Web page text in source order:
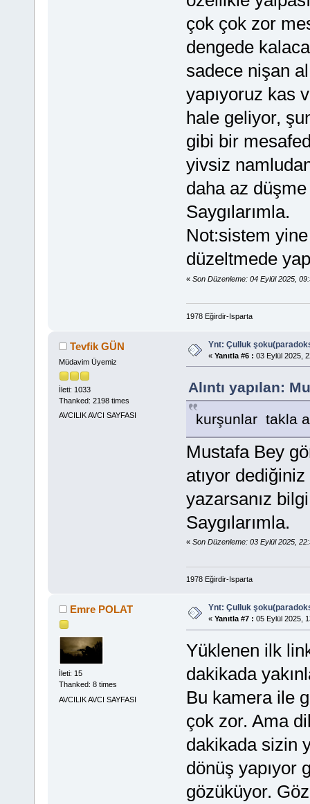
çok çok zor
dengede
sadece nişan
yapıyoruz kas
hale geliyor,
gibi bir
yivsiz
daha az düşme
Saygılarımla.
Not:sistem
düzeltmede
« Son Düzenleme: 04 Eylül 2025,
1978 Eğirdir-Isparta
Tevfik GÜN
Müdavim Üyemiz
İleti: 1033
Thanked: 2198 times
AVCILIK AVCI SAYFASI
Ynt: Çulluk
« Yanıtla #6 : 03 Eylül 2025,
Alıntı yapılan:
kurşunlar takla
Mustafa Bey
atıyor
yazarsanız
Saygılarımla.
« Son Düzenleme: 03 Eylül 2025,
1978 Eğirdir-Isparta
Emre POLAT
İleti: 15
Thanked: 8 times
AVCILIK AVCI SAYFASI
Ynt: Çulluk
« Yanıtla #7 : 05 Eylül 2025,
Yüklenen ilk
dakikada
Bu kamera ile
çok zor. Ama
dakikada sizin
dönüş yapıyor
gözüküyor.